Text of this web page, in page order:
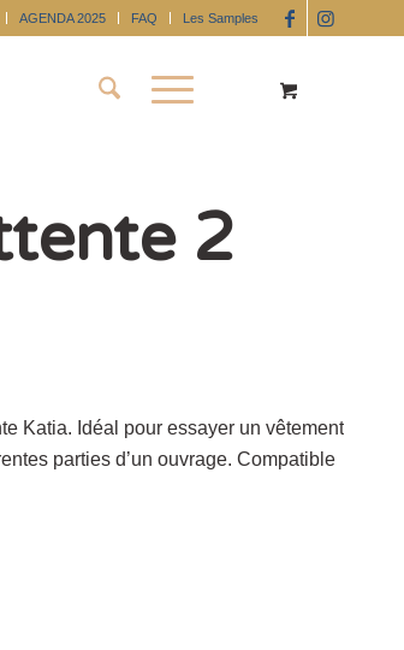
AGENDA 2025 FAQ Les Samples
2
Katia. Idéal pour essayer un vêtement
parties d’un ouvrage. Compatible